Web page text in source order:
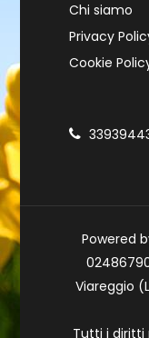
Chi siamo
Privacy
Cookie
Powered
Viareggio
Tutti i diritti